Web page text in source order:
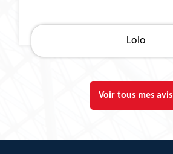
Lolo
Voir tous mes avis